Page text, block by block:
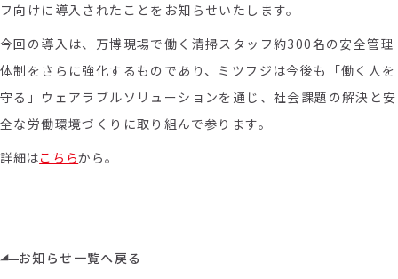
フ向けに導入されたことをお知らせいたします。
今回の導入は、万博現場で働く清掃スタッフ約300名の安全管理
体制をさらに強化するものであり、ミツフジは今後も「働く人を
守る」ウェアラブルソリューションを通じ、社会課題の解決と安
全な労働環境づくりに取り組んで参ります。
詳細はこちらから。
お知らせ一覧へ戻る